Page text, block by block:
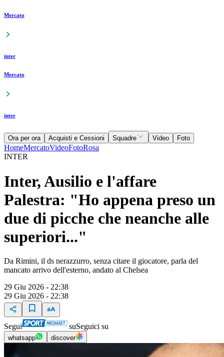
Mercato
inter
Mercato
inter
Ora per ora Acquisti e Cessioni Squadre Video Foto
HomeMercatoVideoFotoRosa
INTER
Inter, Ausilio e l'affare
Palestra: "Ho appena preso un
due di picche che neanche alle
superiori..."
Da Rimini, il ds nerazzurro, senza citare il giocatore, parla del
mancato arrivo dell'esterno, andato al Chelsea
29 Giu 2026 - 22:38
29 Giu 2026 - 22:38
Segui suSeguici su
whatsapp discover